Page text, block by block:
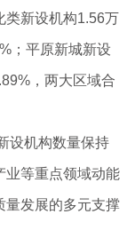
类新设机构1.56万
；平原新城新设
，两大区域合
设机构数量保持
业等重点领域动能
量发展的多元支撑